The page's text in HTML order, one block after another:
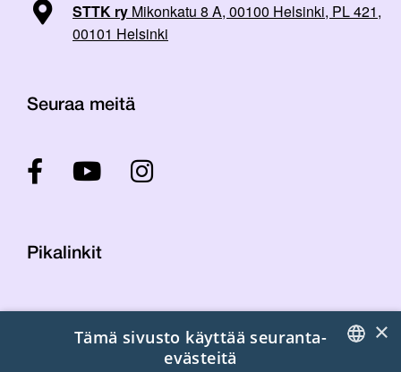
STTK ry Mikonkatu 8 A, 00100 Helsinki, PL 421,
00101 Helsinki
Seuraa meitä
Pikalinkit
Laskutustiedot
×
Tämä sivusto käyttää seuranta-
evästeitä